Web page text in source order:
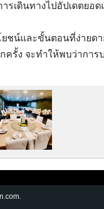
รเดินทางไปอัปเดตย
ชน์และขั้นตอนที่ง่ายด
ครั้ง จะทำให้พบว่ากา